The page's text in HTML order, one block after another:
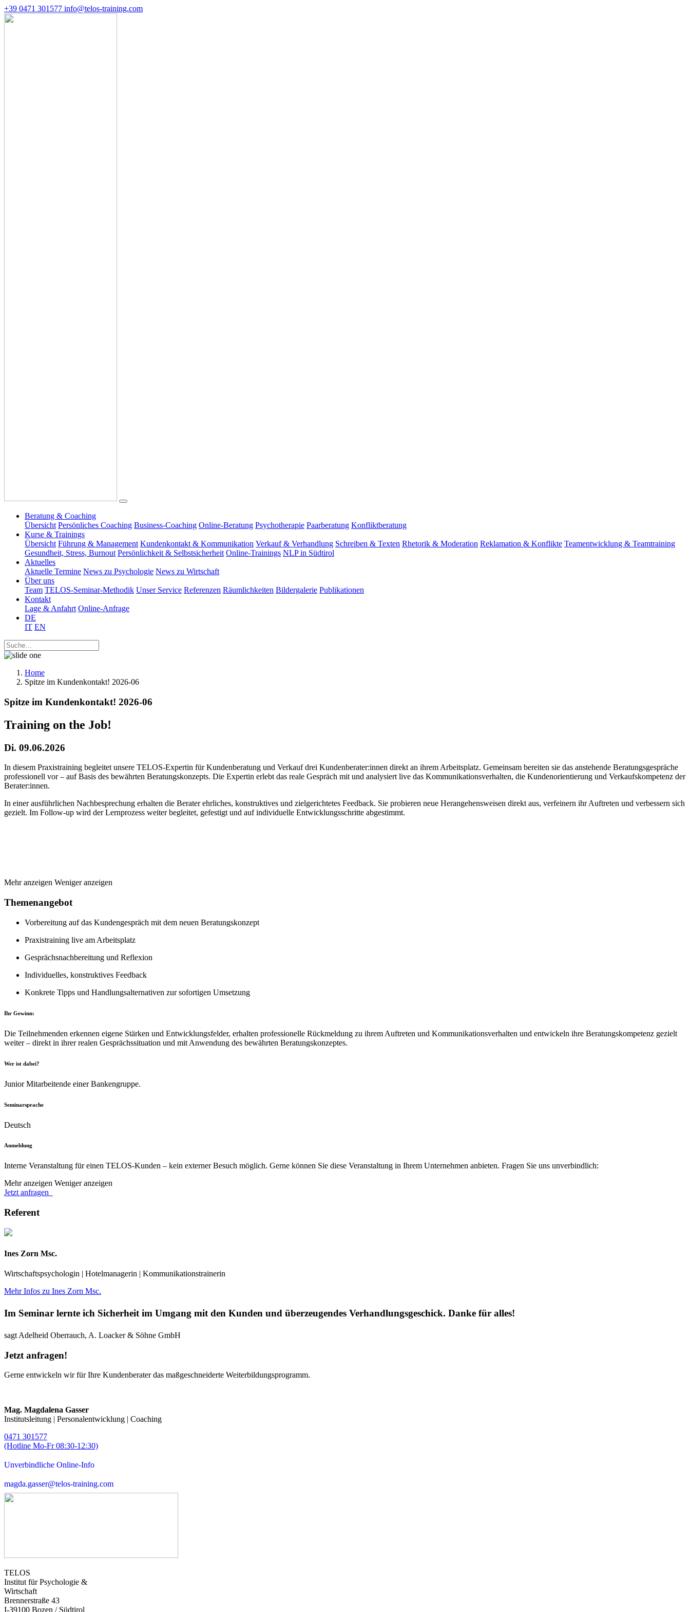
+39 0471 301577 info@telos-training.com
Beratung & Coaching
Übersicht Persönliches Coaching Business-Coaching Online-Beratung Psychotherapie Paarberatung Konfliktberatung
Kurse & Trainings
Übersicht Führung & Management Kundenkontakt & Kommunikation Verkauf & Verhandlung Schreiben & Texten Rhetorik & Moderation Reklamation & Konflikte Teamentwicklung & Teamtraining
Gesundheit, Stress, Burnout Persönlichkeit & Selbstsicherheit Online-Trainings NLP in Südtirol
Aktuelles
Aktuelle Termine News zu Psychologie News zu Wirtschaft
Über uns
Team TELOS-Seminar-Methodik Unser Service Referenzen Räumlichkeiten Bildergalerie Publikationen
Kontakt
Lage & Anfahrt Online-Anfrage
DE
IT EN
Home
Spitze im Kundenkontakt! 2026-06
Spitze im Kundenkontakt! 2026-06
Training on the Job!
Di. 09.06.2026
In diesem Praxistraining begleitet unsere TELOS-Expertin für Kundenberatung und Verkauf drei Kundenberater:innen direkt an ihrem Arbeitsplatz. Gemeinsam bereiten sie das anstehende Beratungsgespräche
professionell vor – auf Basis des bewährten Beratungskonzepts. Die Expertin erlebt das reale Gespräch mit und analysiert live das Kommunikationsverhalten, die Kundenorientierung und Verkaufskompetenz der
Berater:innen.
In einer ausführlichen Nachbesprechung erhalten die Berater ehrliches, konstruktives und zielgerichtetes Feedback. Sie probieren neue Herangehensweisen direkt aus, verfeinern ihr Auftreten und verbessern sich
gezielt. Im Follow-up wird der Lernprozess weiter begleitet, gefestigt und auf individuelle Entwicklungsschritte abgestimmt.
Mehr anzeigen Weniger anzeigen
Themenangebot
Vorbereitung auf das Kundengespräch mit dem neuen Beratungskonzept
Praxistraining live am Arbeitsplatz
Gesprächsnachbereitung und Reflexion
Individuelles, konstruktives Feedback
Konkrete Tipps und Handlungsalternativen zur sofortigen Umsetzung
Ihr Gewinn:
Die Teilnehmenden erkennen eigene Stärken und Entwicklungsfelder, erhalten professionelle Rückmeldung zu ihrem Auftreten und Kommunikationsverhalten und entwickeln ihre Beratungskompetenz gezielt
weiter – direkt in ihrer realen Gesprächssituation und mit Anwendung des bewährten Beratungskonzeptes.
Wer ist dabei?
Junior Mitarbeitende einer Bankengruppe.
Seminarsprache
Deutsch
Anmeldung
Interne Veranstaltung für einen TELOS-Kunden – kein externer Besuch möglich. Gerne können Sie diese Veranstaltung in Ihrem Unternehmen anbieten. Fragen Sie uns unverbindlich:
Mehr anzeigen Weniger anzeigen
Jetzt anfragen
Referent
Ines Zorn Msc.
Wirtschaftspsychologin | Hotelmanagerin | Kommunikationstrainerin
Mehr Infos zu Ines Zorn Msc.
Im Seminar lernte ich Sicherheit im Umgang mit den Kunden und überzeugendes Verhandlungsgeschick. Danke für alles!
sagt Adelheid Oberrauch, A. Loacker & Söhne GmbH
Jetzt anfragen!
Gerne entwickeln wir für Ihre Kundenberater das maßgeschneiderte Weiterbildungsprogramm.
Mag. Magdalena Gasser
Institutsleitung | Personalentwicklung | Coaching
0471 301577
(Hotline Mo-Fr 08:30-12:30)
Unverbindliche Online-Info
magda.gasser@telos-training.com
TELOS
Institut für Psychologie &
Wirtschaft
Brennerstraße 43
I-39100 Bozen / Südtirol